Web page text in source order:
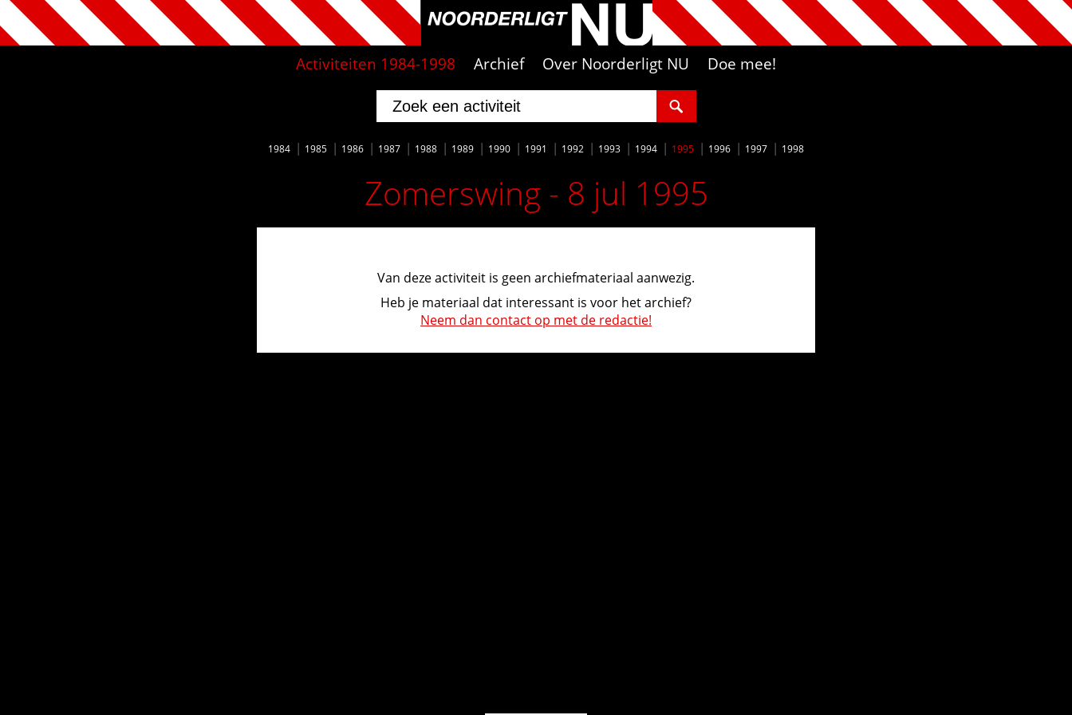
Activiteiten 1984-1998 Archief Over Noorderligt NU Doe mee!
1984 1985 1986 1987 1988 1989 1990 1991 1992 1993 1994 1995 1996 1997 1998
Zomerswing - 8 jul 1995
Van deze activiteit is geen archiefmateriaal aanwezig.
Heb je materiaal dat interessant is voor het archief?
Neem dan contact op met de redactie!